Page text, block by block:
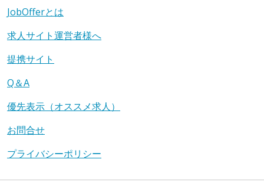
JobOfferとは
求人サイト運営者様へ
提携サイト
Q＆A
優先表示（オススメ求人）
お問合せ
プライバシーポリシー